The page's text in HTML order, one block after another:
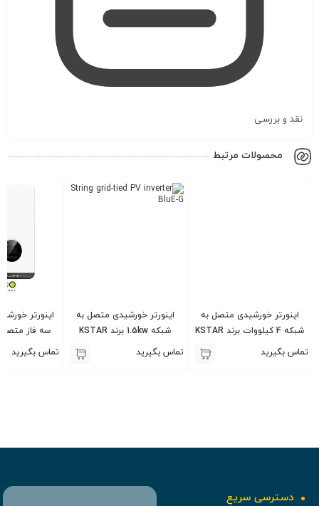
نقد و بررسی
محصولات مرتبط
اینورتر خورشیدی متصل به
شبکه 4 کیلووات برند KSTAR
مدل BluE-G 4000D
تماس بگیرید
اینورتر خورشیدی متصل به
شبکه 1.5kw برند KSTAR
تکفاز مدل BluE-G 1500S
تماس بگیرید
سه فاز متصل
تماس بگیرید
دسترسی سریع